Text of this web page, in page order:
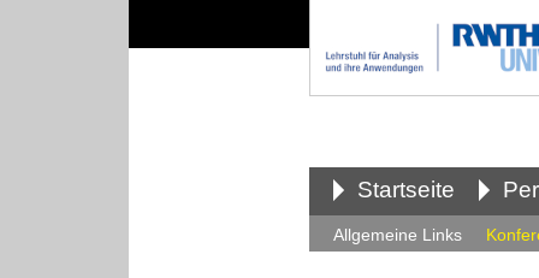
Startseite
Allgemeine Links